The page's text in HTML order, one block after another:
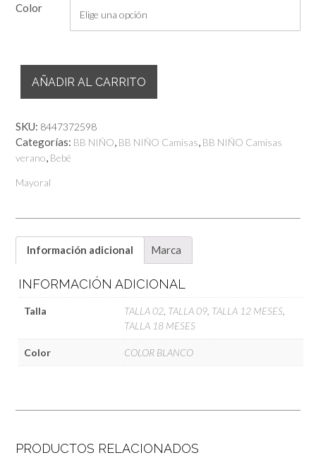
Color
Cuello
Mao
AÑADIR AL CARRITO
SKU: 8447372598
Categorías: BB NIÑO, BB NIÑO Camisas, BB NIÑO Camisas
verano, Bebé
Mayoral
Información adicional Marca
INFORMACIÓN ADICIONAL
Talla TALLA 02 TALLA 09 TALLA 12 MESES
TALLA 18 MESES
Color COLOR BLANCO
PRODUCTOS RELACIONADOS